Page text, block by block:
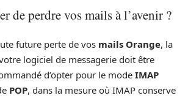
de perdre vos mails à l’avenir ?
future perte de vos mails Orange, la
logiciel de messagerie doit être
d’opter pour le mode IMAP
POP, dans la mesure où IMAP conserve